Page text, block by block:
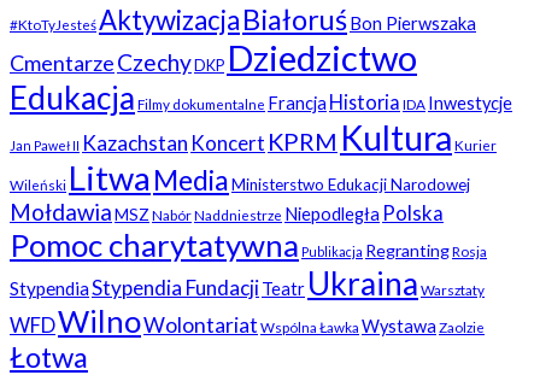
#KtoTyJesteśAktywizacjaBiałoruśBon Pierwszaka
CmentarzeCzechyDKP Dziedzictwo
Edukacja Filmy dokumentalne Francja Historia IDA Inwestycje
Jan Paweł II Kazachstan Koncert KPRM Kultura Kurier
Wileński Litwa MediaMinisterstwo Edukacji Narodowej
MołdawiaMSZ NabórNaddniestrze Niepodległa Polska
Pomoc charytatywna Publikacja RegrantingRosja
StypendiaStypendia FundacjiTeatr Ukraina Warsztaty
WFDWilnoWolontariat Wspólna Ławka Wystawa Zaolzie
Łotwa